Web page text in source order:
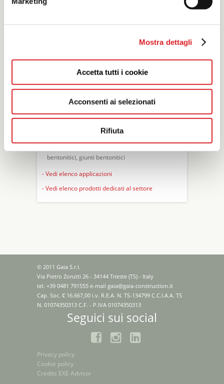
Mostra dettagli
Accetta tutti i cookie
Acconsenti ai selezionati
Rifiuta
bentonitici, giunti bentonitici
- Vedi elenco applicazioni
- Vedi elenco prodotti dedicati al settore
© 2011 Gaia S.r.l.
Via Pietro Zorutti 26 - 34144 Trieste (TS) - Italy
tel. +39 0481 791555 e-mail gaia@gaia-construction.it
Cap. Soc. € 16.667,00 i.v. R.E.A. N. TS-134799 C.C.I.A.A. TS
N. 01074350313 C.F. - P.IVA 01074350313
Seguici sui social
Privacy policy
Cookie policy
Credits EXE Advisor